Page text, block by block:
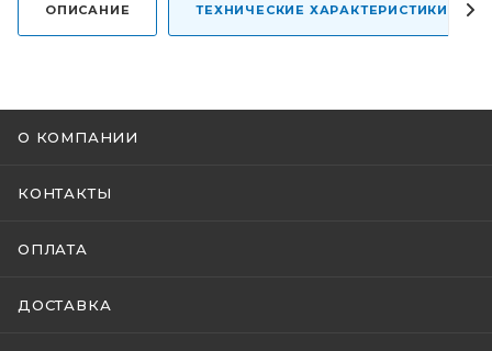
ОПИСАНИЕ ТЕХНИЧЕСКИЕ ХАРАКТЕРИСТИКИ
О КОМПАНИИ
КОНТАКТЫ
ОПЛАТА
ДОСТАВКА